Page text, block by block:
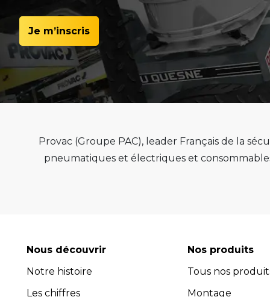
Je m’inscris
Provac (Groupe PAC), leader Français de la
pneumatiques et électriques et
optimiser l'efficacité et la productivité de
Avec plus de 45 ans d’expérience,
l’installation et la maintenance des
Nous découvrir
Notre histoire
Les chiffres
Nos produits
Tous nos
Montage